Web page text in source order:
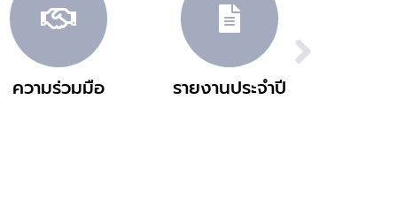
ความร่วมมือ รายงานประจำปี